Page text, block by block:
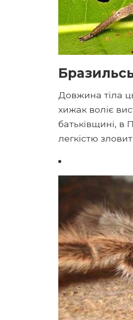
Довжина тіла
хижак воліє
батьківщині, в
легкістю